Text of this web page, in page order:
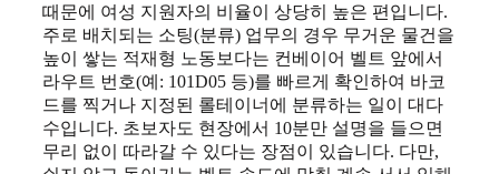
때문에 여성 지원자의 비율이 상당히 높은 편입니다.
주로 배치되는 소팅(분류) 업무의 경우 무거운 물건을
높이 쌓는 적재형 노동보다는 컨베이어 벨트 앞에서
라우트 번호(예: 101D05 등)를 빠르게 확인하여 바코
드를 찍거나 지정된 롤테이너에 분류하는 일이 대다
수입니다. 초보자도 현장에서 10분만 설명을 들으면
무리 없이 따라갈 수 있다는 장점이 있습니다. 다만,